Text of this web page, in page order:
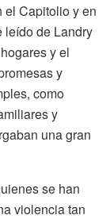
el Capitolio y en
leído de Landry
y el
y
como
y
una gran
se han
violencia tan